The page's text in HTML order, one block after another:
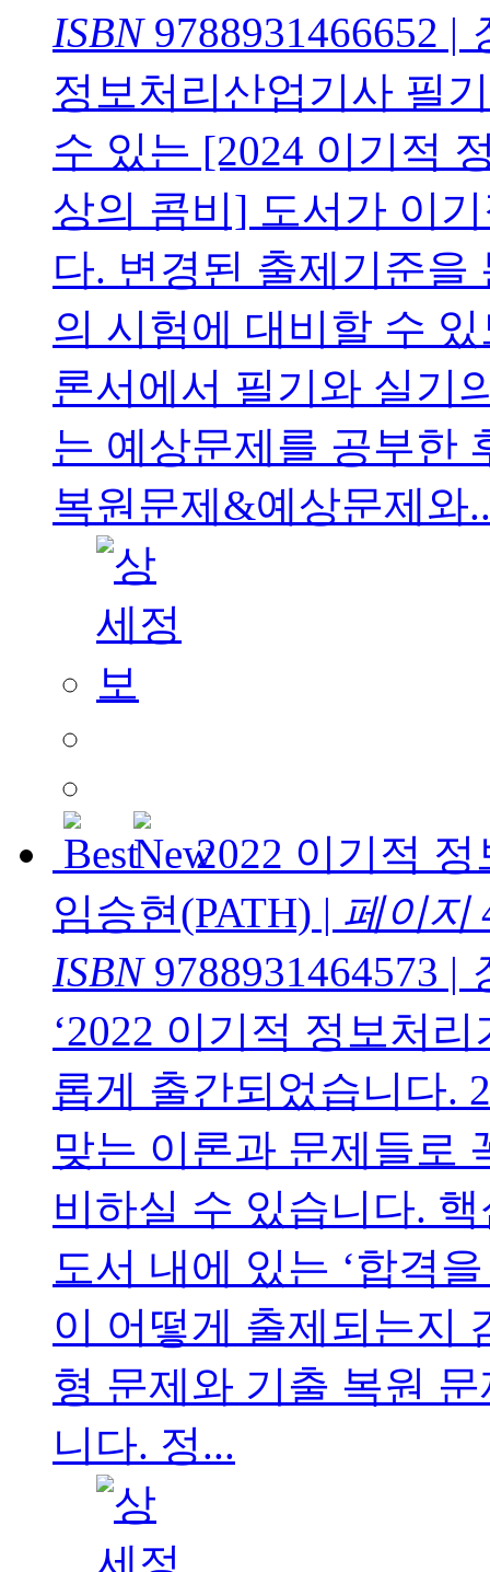
ISBN9788931466652 |
정보처리산업기사 필
수 있는 [2024 이기적
상의 콤비] 도서가 이
다. 변경된 출제기준을
의 시험에 대비할 수
론서에서 필기와 실기
는 예상문제를 공부한
복원문제&예상문제와
2022 이기적
임승현(PATH) | 페이지
ISBN9788931464573 |
‘2022 이기적 정보처
롭게 출간되었습니다.
맞는 이론과 문제들로
비하실 수 있습니다.
도서 내에 있는 ‘합격
이 어떻게 출제되는지
형 문제와 기출 복원
니다. 정...